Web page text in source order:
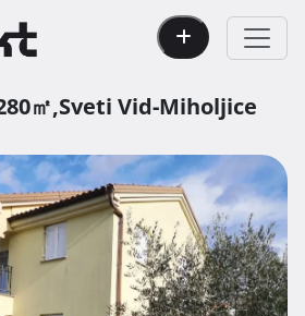
㎡,Sveti Vid-Miholjice